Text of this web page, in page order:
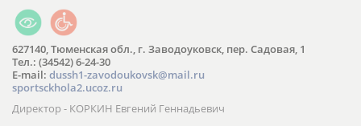
627140, Тюменская обл., г. Заводоуковск, пер. Садовая, 1
Тел.: (34542) 6-24-30
​E-mail: dussh1-zavodoukovsk@mail.ru
sportsckhola2.ucoz.ru
Директор - КОРКИН Евгений Геннадьевич